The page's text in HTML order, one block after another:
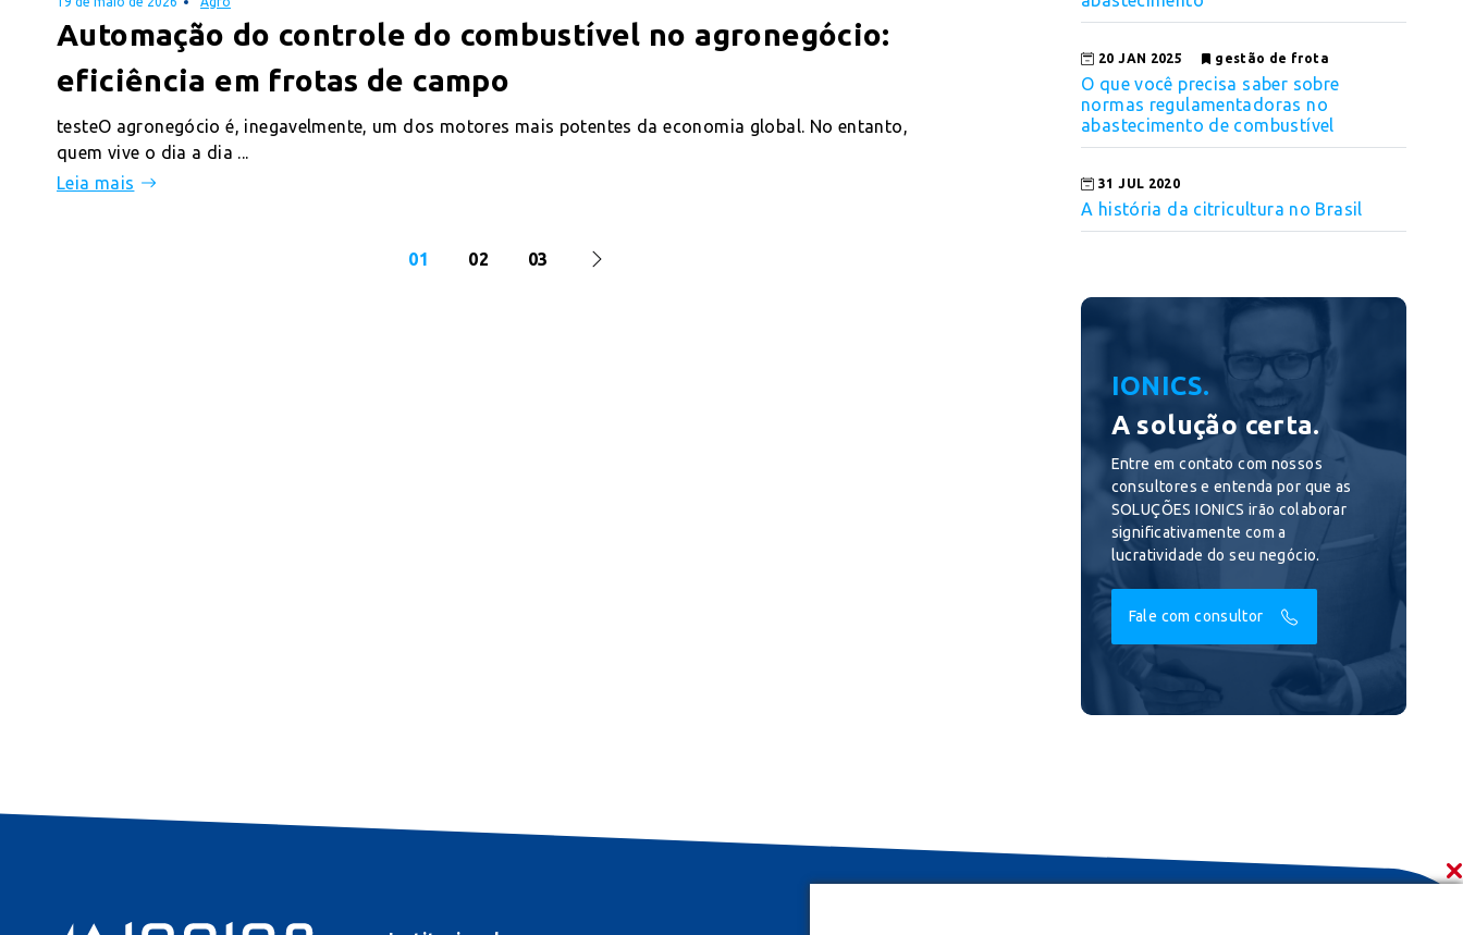
Automação do controle do combustível no agronegócio:
eficiência em frotas de campo
testeO agronegócio é, inegavelmente, um dos motores mais potentes da economia global. No entanto,
quem vive o dia a dia ...
Leia mais
01 02 03
20 JAN 2025 gestão de frota
O que você precisa saber sobre
normas regulamentadoras no
abastecimento de combustível
31 JUL 2020
A história da citricultura no Brasil
IONICS.
A solução certa.
Entre em contato com nossos
consultores e entenda por que as
SOLUÇÕES IONICS irão colaborar
significativamente com a
lucratividade do seu negócio.
Fale com consultor